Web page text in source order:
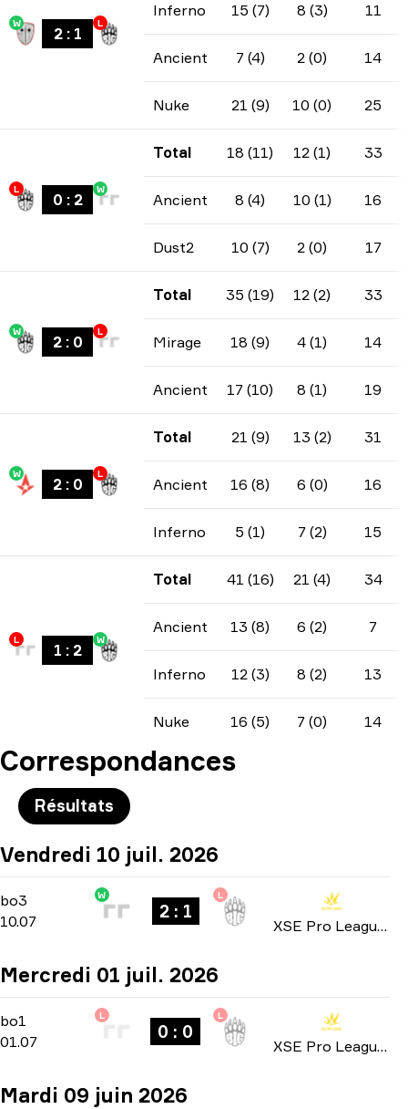
W
2: 1
L
Inferno 15 (7) 8 (3) 11
Ancient 7 (4) 2 (0) 14
Nuke 21 (9) 10 (0) 25
L
0 : 2
W
Total 18 (11) 12 (1) 33
Ancient 8 (4) 10 (1) 16
Dust2 10 (7) 2 (0) 17
W
2: 0
L
Total 35 (19) 12 (2) 33
Mirage 18 (9) 4 (1) 14
Ancient 17 (10) 8 (1) 19
W
2: 0
L
Total 21 (9) 13 (2) 31
Ancient 16 (8) 6 (0) 16
Inferno 5 (1) 7 (2) 15
L
1 : 2
W
Total 41 (16) 21 (4) 34
Ancient 13 (8) 6 (2) 7
Inferno 12 (3) 8 (2) 13
Nuke 16 (5) 7 (0) 14
Correspondances
Résultats
Vendredi 10 juil. 2026
bo3 -bo3
10.07
W
2 : 1
L
XSE Pro League 2026
Mercredi 01 juil. 2026
bo1 Group Stage
bo1
01.07
L
0 : 0
L
XSE Pro League 2026
Mardi 09 juin 2026